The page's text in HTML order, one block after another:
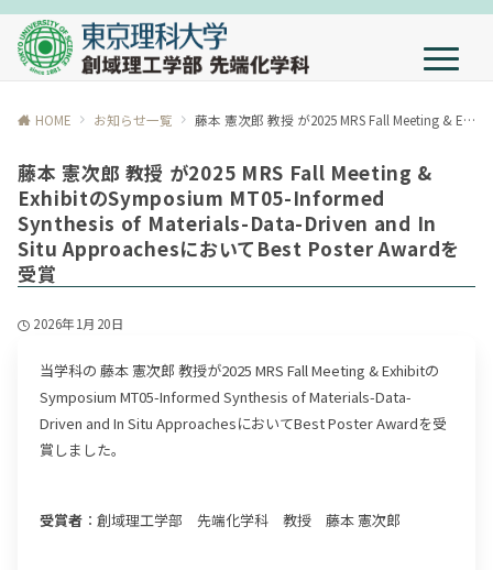
HOME お知らせ一覧 藤本 憲次郎 教授 が2025 MRS Fall Meeting & ExhibitのSymposium MT05-Informed Synthesis of Materials-Data-Driven and In Situ ApproachesにおいてBest Poster Awardを受賞
藤本 憲次郎 教授 が2025 MRS Fall Meeting &
ExhibitのSymposium MT05-Informed
Synthesis of Materials-Data-Driven and In
Situ ApproachesにおいてBest Poster Awardを
受賞
2026年1月20日
当学科の 藤本 憲次郎 教授が2025 MRS Fall Meeting & Exhibitの
Symposium MT05-Informed Synthesis of Materials-Data-
Driven and In Situ ApproachesにおいてBest Poster Awardを受
賞しました。
受賞者 ：創域理工学部 先端化学科 教授 藤本 憲次郎